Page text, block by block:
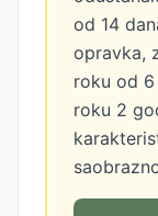
od 14
opravka,
roku od
roku 2